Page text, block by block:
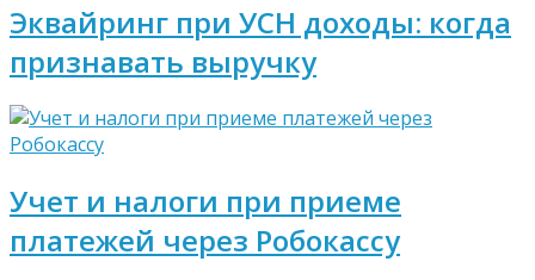
Эквайринг при УСН доходы: когда
признавать выручку
Учет и налоги при приеме
платежей через Робокассу